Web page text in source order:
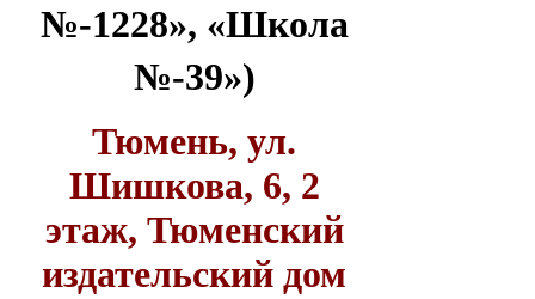
№-1228», «Школа
№-39»)
Тюмень, ул.
Шишкова, 6, 2
этаж, Тюменский
издательский дом